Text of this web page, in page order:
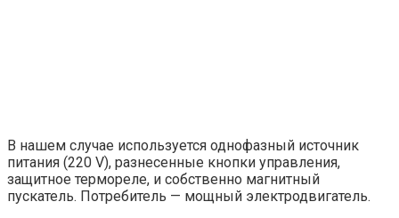
В нашем случае используется однофазный источник
питания (220 V), разнесенные кнопки управления,
защитное термореле, и собственно магнитный
пускатель. Потребитель — мощный электродвигатель.